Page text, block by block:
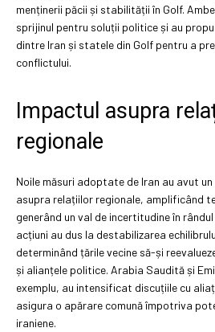
menținerii păcii și stabilității în Golf.
sprijinul pentru soluții politice și au
dintre Iran și statele din Golf pentru a
conflictului.
Impactul asupra
regionale
Noile măsuri adoptate de Iran au avut
asupra relațiilor regionale, amplificând
generând un val de incertitudine în
acțiuni au dus la destabilizarea
determinând țările vecine să-și
și alianțele politice. Arabia Saudită și
exemplu, au intensificat discuțiile cu
asigura o apărare comună împotriva
iraniene.